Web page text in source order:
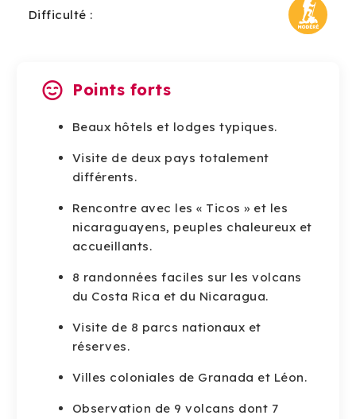
Difficulté :
Points forts
Beaux hôtels et lodges typiques.
Visite de deux pays totalement
différents.
Rencontre avec les « Ticos » et les
nicaraguayens, peuples chaleureux et
accueillants.
8 randonnées faciles sur les volcans
du Costa Rica et du Nicaragua.
Visite de 8 parcs nationaux et
réserves.
Villes coloniales de Granada et Léon.
Observation de 9 volcans dont 7